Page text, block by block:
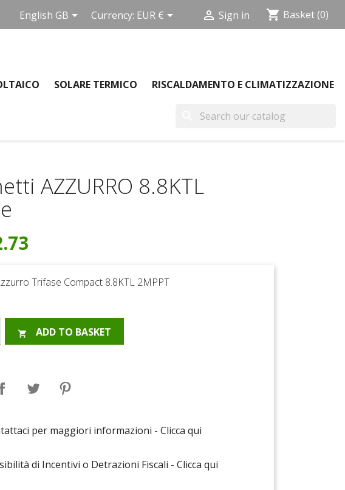
English GB Currency: EUR €  Sign in shopping_cart Basket(0)
SOLARE TERMICO RISCALDAMENTO E CLIMATIZZAZIONE
AZZURRO 8.8KTL
Trifase Compact 8.8KTL 2MPPT
 ADD TO BASKET
per maggiori informazioni - Clicca qui
di Incentivi o Detrazioni Fiscali - Clicca qui